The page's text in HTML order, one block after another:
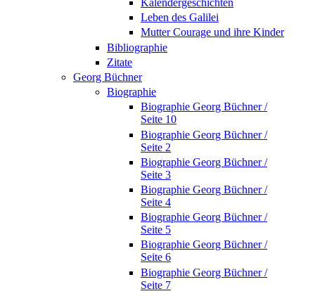
Kalendergeschichten
Leben des Galilei
Mutter Courage und ihre Kinder
Bibliographie
Zitate
Georg Büchner
Biographie
Biographie Georg Büchner /
Seite 10
Biographie Georg Büchner /
Seite 2
Biographie Georg Büchner /
Seite 3
Biographie Georg Büchner /
Seite 4
Biographie Georg Büchner /
Seite 5
Biographie Georg Büchner /
Seite 6
Biographie Georg Büchner /
Seite 7